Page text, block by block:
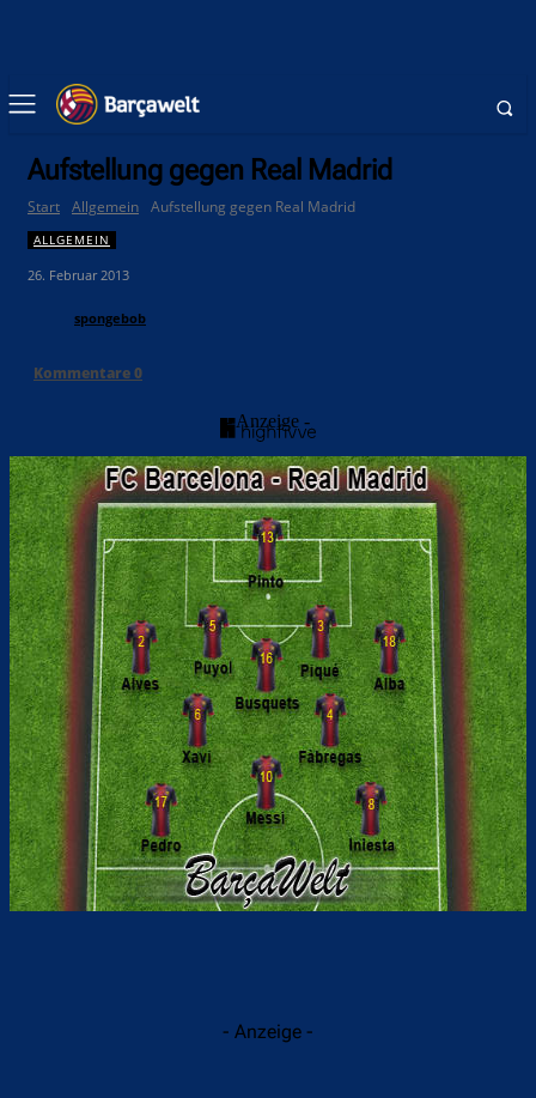
Aufstellung gegen Real Madrid
Start Allgemein Aufstellung gegen Real Madrid
ALLGEMEIN
26. Februar 2013
spongebob
Kommentare0
- Anzeige -
- Anzeige -